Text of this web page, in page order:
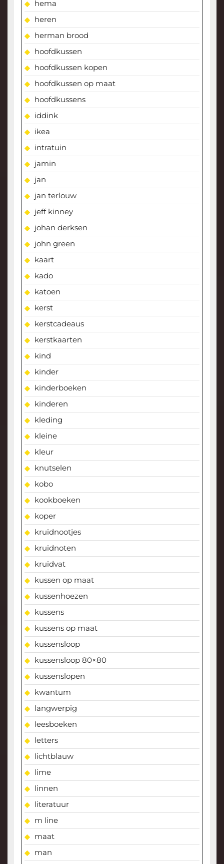
hema
heren
herman brood
hoofdkussen
hoofdkussen kopen
hoofdkussen op maat
hoofdkussens
iddink
ikea
intratuin
jamin
jan
jan terlouw
jeff kinney
johan derksen
john green
kaart
kado
katoen
kerst
kerstcadeaus
kerstkaarten
kind
kinder
kinderboeken
kinderen
kleding
kleine
kleur
knutselen
kobo
kookboeken
koper
kruidnootjes
kruidnoten
kruidvat
kussen op maat
kussenhoezen
kussens
kussens op maat
kussensloop
kussensloop 80×80
kussenslopen
kwantum
langwerpig
leesboeken
letters
lichtblauw
lime
linnen
literatuur
m line
maat
man